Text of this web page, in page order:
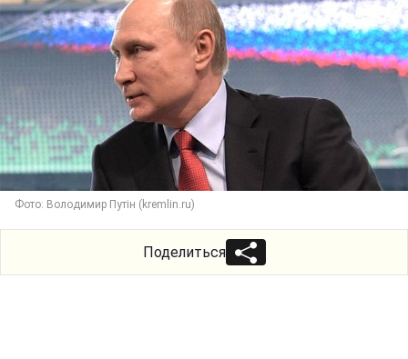
Фото: Володимир Путін (kremlin.ru)
Поделиться